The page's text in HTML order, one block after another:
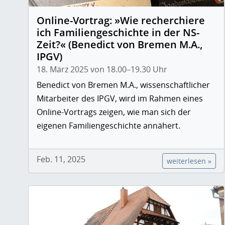
Online-Vortrag: »Wie recherchiere
ich Familiengeschichte in der NS-
Zeit?« (Benedict von Bremen M.A.,
IPGV)
18. März 2025 von 18.00–19.30 Uhr
Benedict von Bremen M.A., wissenschaftlicher
Mitarbeiter des IPGV, wird im Rahmen eines
Online-Vortrags zeigen, wie man sich der
eigenen Familiengeschichte annähert.
Feb. 11, 2025 weiterlesen »